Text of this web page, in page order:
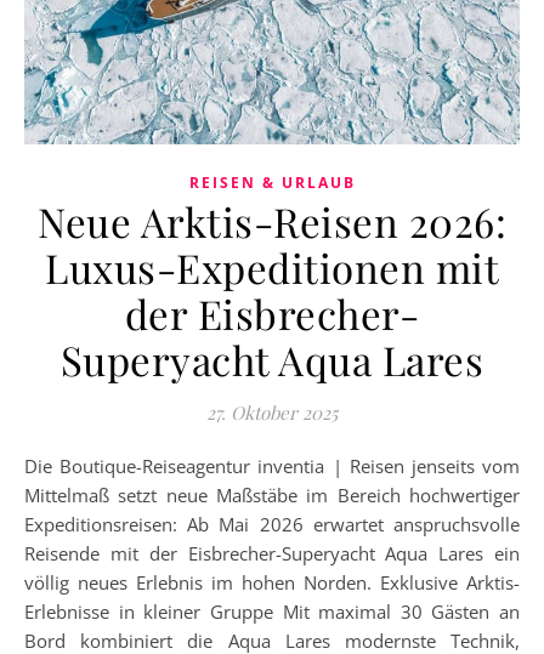
REISEN & URLAUB
Neue Arktis-Reisen 2026:
Luxus-Expeditionen mit
der Eisbrecher-
Superyacht Aqua Lares
27. Oktober 2025
Die Boutique-Reiseagentur inventia | Reisen jenseits vom
Mittelmaß setzt neue Maßstäbe im Bereich hochwertiger
Expeditionsreisen: Ab Mai 2026 erwartet anspruchsvolle
Reisende mit der Eisbrecher-Superyacht Aqua Lares ein
völlig neues Erlebnis im hohen Norden. Exklusive Arktis-
Erlebnisse in kleiner Gruppe Mit maximal 30 Gästen an
Bord kombiniert die Aqua Lares modernste Technik,